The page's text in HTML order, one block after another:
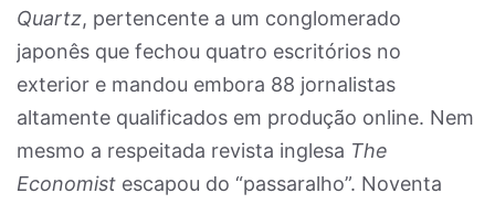
Quartz, pertencente a um conglomerado
japonês que fechou quatro escritórios no
exterior e mandou embora 88 jornalistas
altamente qualificados em produção online. Nem
mesmo a respeitada revista inglesa The
Economist escapou do “passaralho”. Noventa